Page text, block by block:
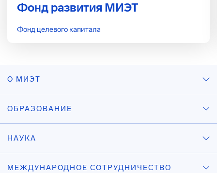
Фонд развития МИЭТ
Фонд целевого капитала
О МИЭТ
ОБРАЗОВАНИЕ
НАУКА
МЕЖДУНАРОДНОЕ СОТРУДНИЧЕСТВО